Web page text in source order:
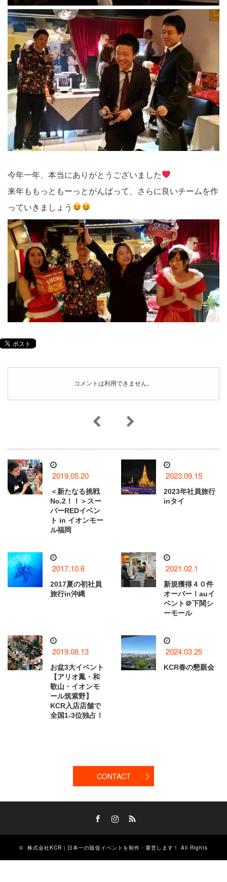
今年一年、本当にありがとうございました
来年ももっともーっとがんばって、さらに良いチームを作
っていきましょう
コメントは利用できません。
2019.05.20
＜新たなる挑戦
No.2！！＞スー
パーREDイベン
ト in イオンモー
ル福岡
2023.09.15
2023年社員旅行
inタイ
2017.10.6
2017夏の初社員
旅行in沖縄
2021.02.1
新規獲得４０件
オーバー！auイ
ベント＠下関シ
ーモール
2019.08.13
お盆3大イベント
【アリオ鳳・和
歌山・イオンモ
ール筑紫野】
KCR入店店舗で
全国1-3位独占！
2024.03.25
KCR春の懇親会
CONTACT
© 株式会社KCR｜日本一の販促イベントを制作・運営します！ All Rights